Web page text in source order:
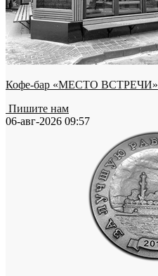
Кофе-бар «МЕСТО ВСТРЕЧИ»
Пишите нам
06-авг-2026 09:57